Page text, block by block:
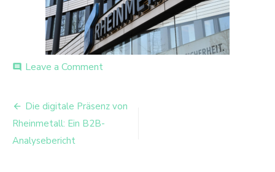
comment Leave a Commenton
Beitrags-
Navigation
Die digitale Präsenz von
Rheinmetall: Ein B2B-
Analysebericht